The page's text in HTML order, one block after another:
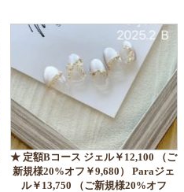
★ 定額Bコース ジェル￥12,100 （ご
新規様20%オフ￥9,680） Paraジェ
ル￥13,750 （ご新規様20%オフ